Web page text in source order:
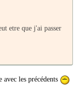
etre que j'ai passer
les précédents